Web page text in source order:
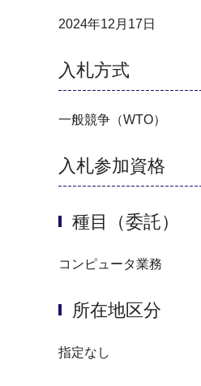
2024年12月17日
入札方式
一般競争（WTO）
入札参加資格
種目（委託）
コンピュータ業務
所在地区分
指定なし